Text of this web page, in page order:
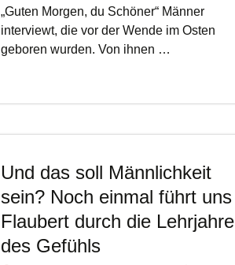
„Guten Morgen, du Schöner“ Männer
interviewt, die vor der Wende im Osten
geboren wurden. Von ihnen …
Und das soll Männlichkeit
sein? Noch einmal führt uns
Flaubert durch die Lehrjahre
des Gefühls